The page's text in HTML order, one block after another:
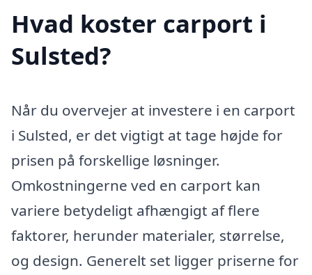
Hvad koster carport i
Sulsted?
Når du overvejer at investere i en carport
i Sulsted, er det vigtigt at tage højde for
prisen på forskellige løsninger.
Omkostningerne ved en carport kan
variere betydeligt afhængigt af flere
faktorer, herunder materialer, størrelse,
og design. Generelt set ligger priserne for